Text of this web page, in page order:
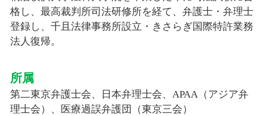
格し、最高裁判所司法研修所を経て、弁護士・弁理士
登録し、千且法律事務所設立・きさらぎ国際特許業務
法人復帰。
所属
第二東京弁護士会、日本弁理士会、APAA（アジア弁
理士会）、医療過誤弁護団（東京三会）